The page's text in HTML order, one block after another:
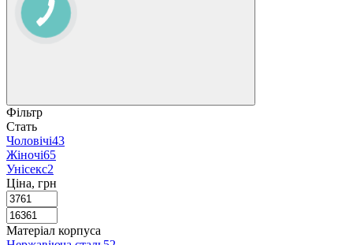
Фільтр
Стать
Чоловічі43
Жіночі65
Унісекс2
Ціна, грн
Матеріал корпуса